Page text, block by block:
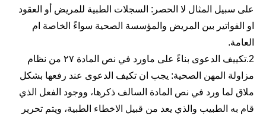
على سبيل المثال لا الحصر: السجلات الطبية للمريض أو العقود
او الفواتير بين المريض والمؤسسة الصحية سواءً الخاصة ام
العامة.
2.تكييف الدعوى بناءً على ماورد في نص المادة ٢٧ من نظام
مزاولة المهن الصحية: يجب ان تكيف الدعوى عند رفعها بشكل
ملاق لما ورد في نص المادة السالف ذكرها، ووجود الفعل الذي
قام به الطبيب والذي يعد من قبيل الاخطاء الطبية، ويتم تحرير